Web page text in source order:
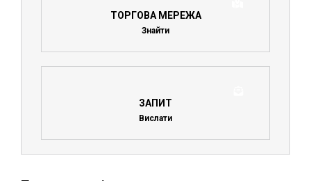
ТОРГОВА МЕРЕЖА
Знайти
ЗАПИТ
Вислати